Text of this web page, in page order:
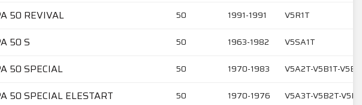
50 REVIVAL 50 1991-1991 V5R1T
50 S 50 1963-1982 V5SA1T
50 SPECIAL 50 1970-1983 V5A2T-V5B1T-
50 SPECIAL ELESTART 50 1970-1976 V5A3T-V5B2T-